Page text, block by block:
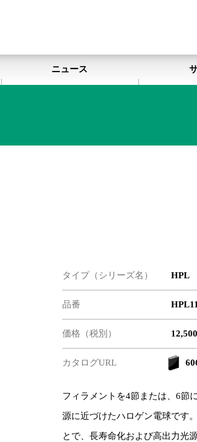
ニュース
タイプ（シリーズ名） HPL
品番
価格（税別）
カタログURL
フィラメントを4節または、6節
源に近づけたハロゲン電球です
とで、長寿命化および高出力光